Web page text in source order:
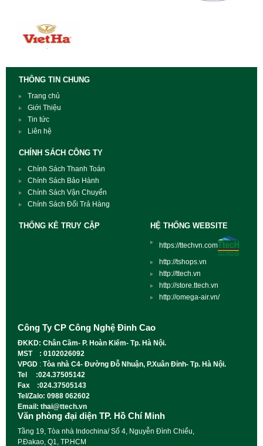
THÔNG TIN CHUNG
Trang chủ
Giới Thiệu
Tin tức
Liên hệ
CHÍNH SÁCH CÔNG TY
Chính Sách Thanh Toán
Chính Sách Bảo Hành
Chính Sách Vận Chuyển
Chính Sách Đổi Trả Hàng
THỐNG KÊ TRUY CẬP HỆ THỐNG WEBSITE
https://ttechvn.com
http://tshops.vn
http://ttech.vn
http://store.ttech.vn
http://omega-air.vn/
Công Ty CP Công Nghệ Đỉnh Cao
ĐKKD: Chân Cầm- P. Hoàn Kiếm- Tp. Hà Nội.
MST : 0102026092
VPGD : Tòa nhà C4- Đường Đỗ Nhuận, P.Xuân Đỉnh- Tp. Hà Nội.
Tel :024.37505142
Fax :024.37505143
Tel/Zalo: 0988 062602
Email: thai@ttech.vn
Văn phòng đại diện TP. Hồ Chí Minh
Tầng 19, Tòa nhà Indochina/ Số 4, Nguyễn Đình Chiểu,
P.Đakao, Q1, TP.HCM